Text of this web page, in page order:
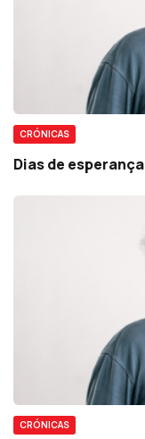
CRÓNICAS
Dias de esperança
CRÓNICAS